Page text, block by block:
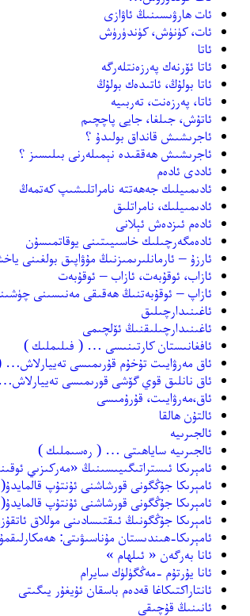
ئات ھارۋىسىنىڭ ئاۋازى
ئات، كۈنۈش، كۈندۈرۈش
ئاتا
ئاتا ئۆرنەك پەرزەنتلەرگە
ئاتا بولۇڭ، ئاتىدەك بولۇڭ
ئاتا، پەرزەنت، تەربىيە
ئاتۇش، جىلغا، جايى پاچچىم
ئاجرىشىش قانداق بولىدۇ ؟
ئاجرىشىش ھەققىدە نېمىلەرنى بىلىسىز ؟
ئاددى ئادەم
ئادىمىيلىك جەھەتتە نامراتلىشىپ كەتمەڭ
ئادىمىيلىك، نامراتلىق
ئادەم ئىزدەش ئېلانى
ئادەمگەرچىلىك خاسىيىتىنى يوقاتمىسۇن
ئارزۇ – ئارمانلىرىمىزنىڭ مۇۋاپىق بولغىنى
ئازاب، ئوقۇبەت، ئازاب – ئوقۇبەت
ئازاپ – ئوقۇبەتنىڭ ھەقىقى مەنىسىنى
ئاغىنىدارچىلىق
ئاغىنىدارچىلىقنىڭ ئۆلچىمى
ئافغانىستان كارتىنىسى … ( فىلىملىك )
ئاق مەرۋايىت تۇخۇم قۇرىمىسى تەييارلاش…
ئاق نانلىق قوي گۆشى قورىمىسى
ئاق،مەرۋايىت، قۇرۇمىسى
ئالتۇن ھالقا
ئالجىرىيە
ئالجىرىيە ساياھىتى … ( رەسىملىك )
ئامېرىكا ئىستراتىگىيىسىنىڭ «مەركىزىي
ئامېرىكا جۇڭگونى قورشاشنى ئۇنتۇپ قالمايدۇ(1) _ دۇنيا
ئامېرىكا جۇڭگونى قورشاشنى ئۇنتۇپ قالمايدۇ(2) _ دۇنيا
ئامېرىكا جۇڭگونىڭ ئىقتىسادىنى موللاق
ئامېرىكا-ھىندىستان مۇناسىۋىتى:
ئانا بەرگەن « ئىلھام »
ئانا يۇرتۇم -مەڭگۈلۈك سايرام
ئانتاراكتىكاغا قەدەم باسقان ئۇيغۇر يىگىتى
ئانىنىڭ قۇچىقى